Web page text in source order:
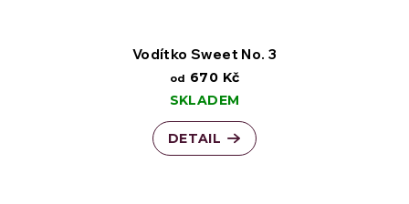
Vodítko Sweet No. 3
od 670 Kč
SKLADEM
DETAIL